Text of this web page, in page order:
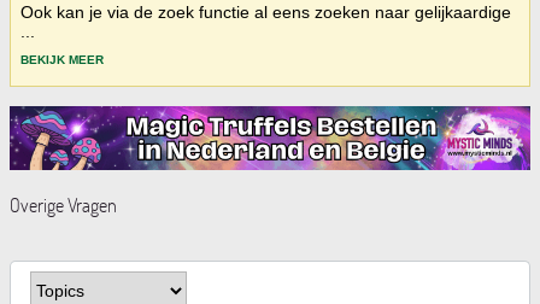
Ook kan je via de zoek functie al eens zoeken naar gelijkaardige
BEKIJK MEER
Overige Vragen